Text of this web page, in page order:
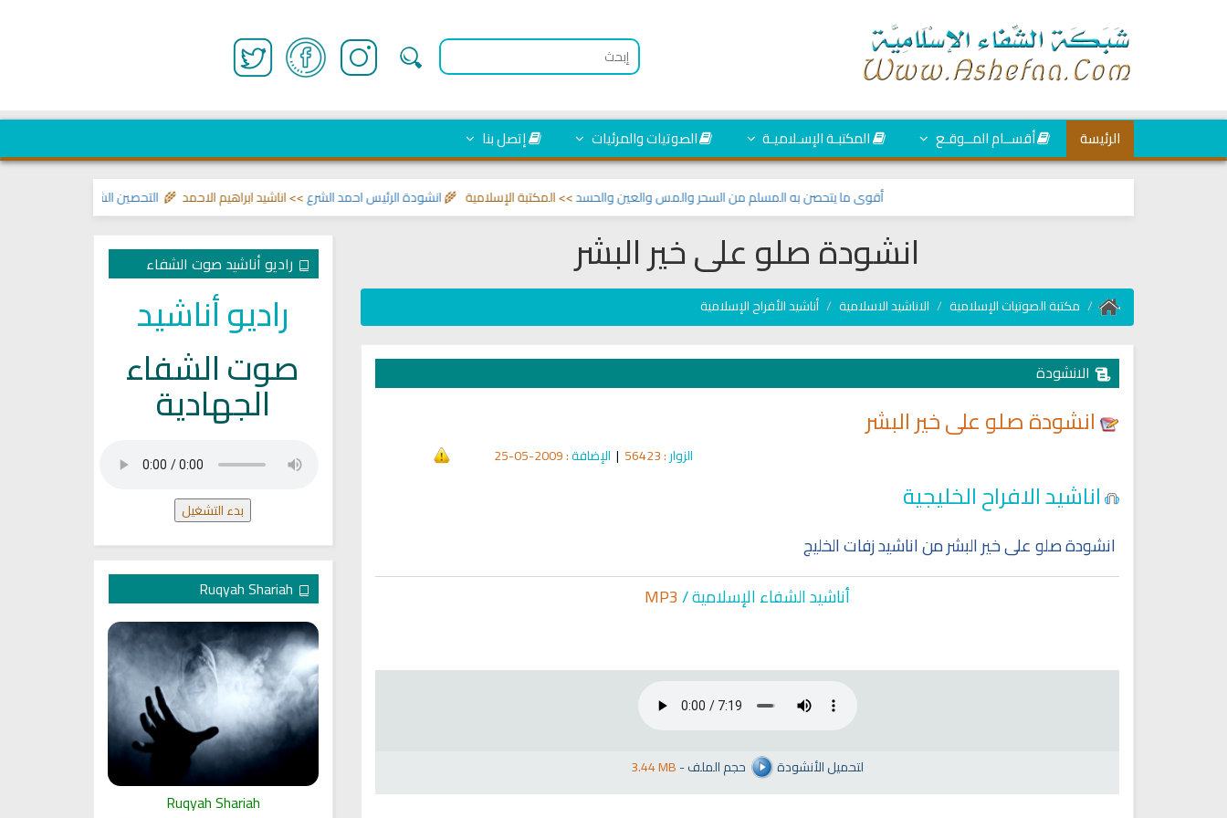
الرئيسة أقســام المــوقـع المكتبـة الإسـلاميـة الصوتيات والمرئيات إتصل بنا
التحصين الشرعي للبيت من إيذاءات انشودة الرئيس احمد الشرع>> اناشيد ابراهيم الاحمد 🌾 أقوى ما يتحصن به المسلم من السحر والمس والعين والحسد>> المكتبة الإسلامية 🌾
انشودة صلو على خير البشر
مكتبة الصوتيات الإسلامية الاناشيد الاسلامية أناشيد الأفراح الإسلامية
الانشودة
انشودة صلو على خير البشر
الزوار: 56423
| الإضافة: 2009-05-25
اناشيد الافراح الخليجية
انشودة صلو على خير البشر من اناشيد زفات الخليج
أناشيد الشفاء الإسلامية /MP3
3.44 MB- لتحميل الأنشودة حجم الملف
راديو أناشيد صوت الشفاء
راديو أناشيد
صوت الشفاء
الجهادية
بدء التشغيل
Ruqyah Shariah